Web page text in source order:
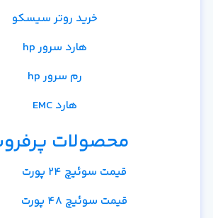
خرید روتر سیسکو
هارد سرور hp
رم سرور hp
هارد EMC
محصولات
قیمت سوئیچ 24 پورت
قیمت سوئیچ 48 پورت